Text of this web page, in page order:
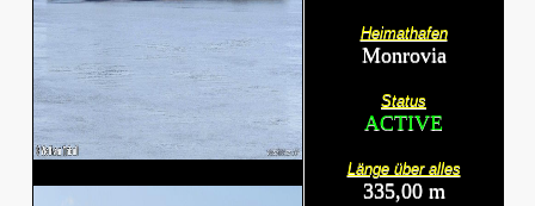
Heimathafen
Monrovia
Status
ACTIVE
Länge über alles
335,00 m